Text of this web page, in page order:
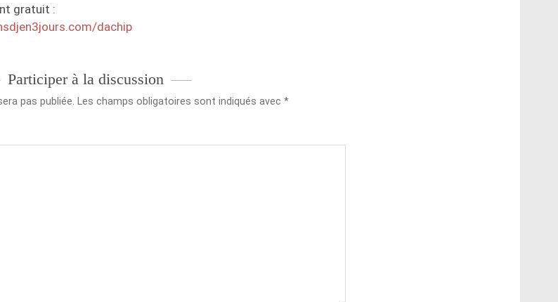
gratuit :
dachip
Participer à la discussion
pas publiée. Les champs obligatoires sont indiqués avec *